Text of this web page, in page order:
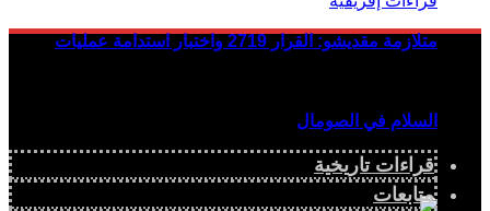
متلازمة مقديشو: القرار 2719 واختبار استدامة عمليات
السلام في الصومال
قراءات تاريخية
متابعات